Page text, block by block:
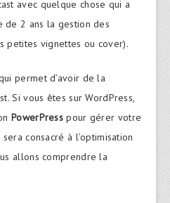
avec quelque chose qui a
de 2 ans la gestion des
petites vignettes ou cover).
permet d’avoir de la
Si vous êtes sur WordPress,
PowerPress pour gérer votre
consacré à l’optimisation
allons comprendre la